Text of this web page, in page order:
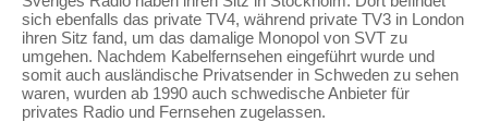
sich ebenfalls das private TV4, während private TV3 in London
ihren Sitz fand, um das damalige Monopol von SVT zu
umgehen. Nachdem Kabelfernsehen eingeführt wurde und
somit auch ausländische Privatsender in Schweden zu sehen
waren, wurden ab 1990 auch schwedische Anbieter für
privates Radio und Fernsehen zugelassen.